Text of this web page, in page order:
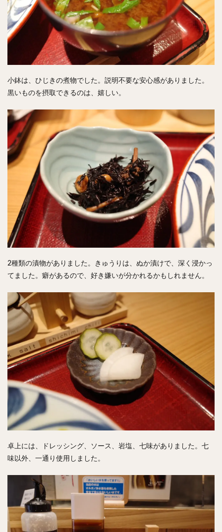
小鉢は、ひじきの煮物でした。説明不要な安心感がありました。
黒いものを摂取できるのは、嬉しい。
2種類の漬物がありました。きゅうりは、ぬか漬けで、深く浸かっ
てました。癖があるので、好き嫌いが分かれるかもしれません。
卓上には、ドレッシング、ソース、岩塩、七味がありました。七
味以外、一通り使用しました。